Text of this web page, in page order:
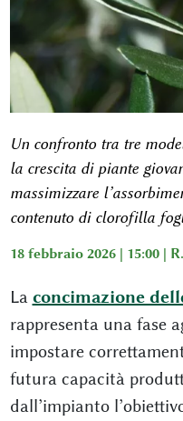
Un confronto tra tre
la crescita di piante
massimizzare
contenuto di clorofilla
18 febbraio 2026 | 15:00 |
La concimazione
rappresenta una fase
impostare
futura capacità
dall’impianto